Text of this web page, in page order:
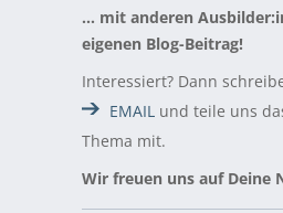
… mit anderen
eigenen Blog-Beitrag!
Interessiert? Dann
EMAIL und teile uns
Thema mit.
Wir freuen uns auf Deine